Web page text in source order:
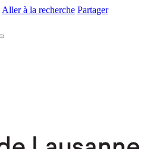
Aller à la recherche Partager